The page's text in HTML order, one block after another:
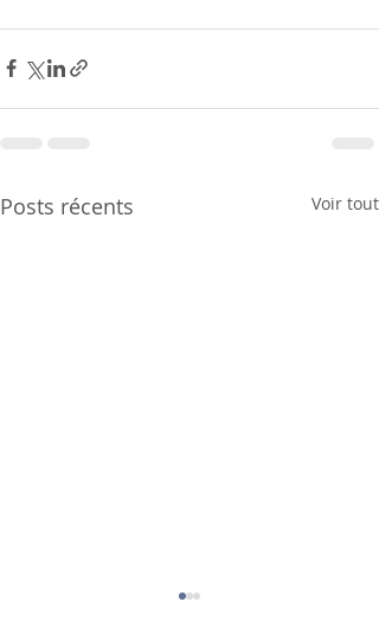
Posts récents Voir tout